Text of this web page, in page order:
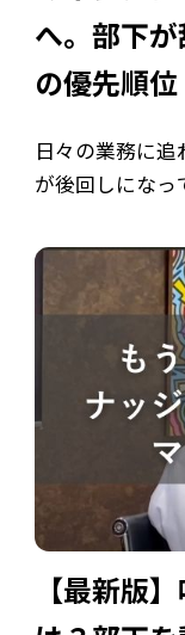
へ。部下
の優先順位
日々の業務に追
が後回しにな
のフォローが後
してくれなく
[…]
【最新版